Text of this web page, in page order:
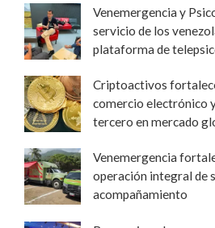
Venemergencia y
servicio de los
plataforma de
Criptoactivos
comercio electrónico
tercero en mercado
Venemergencia
operación integral de
acompañamiento